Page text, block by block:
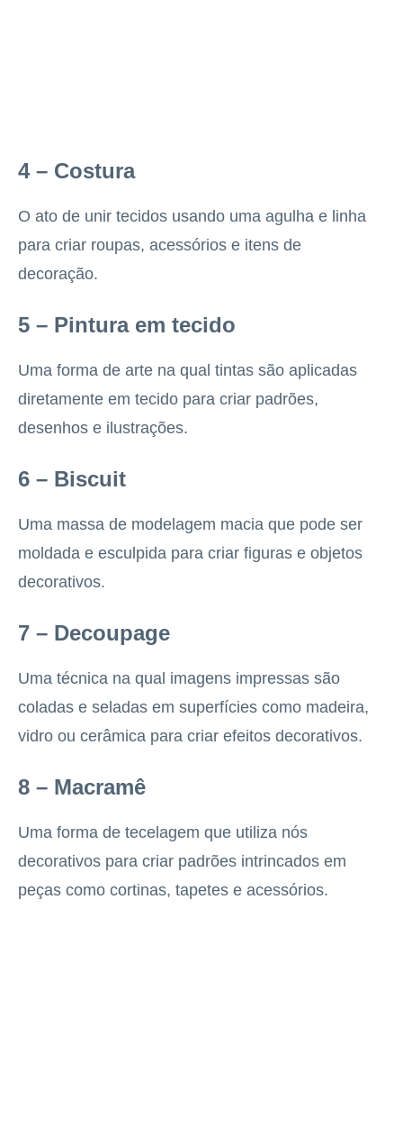
4 – Costura
O ato de unir tecidos usando uma agulha e linha
para criar roupas, acessórios e itens de
decoração.
5 – Pintura em tecido
Uma forma de arte na qual tintas são aplicadas
diretamente em tecido para criar padrões,
desenhos e ilustrações.
6 – Biscuit
Uma massa de modelagem macia que pode ser
moldada e esculpida para criar figuras e objetos
decorativos.
7 – Decoupage
Uma técnica na qual imagens impressas são
coladas e seladas em superfícies como madeira,
vidro ou cerâmica para criar efeitos decorativos.
8 – Macramê
Uma forma de tecelagem que utiliza nós
decorativos para criar padrões intrincados em
peças como cortinas, tapetes e acessórios.